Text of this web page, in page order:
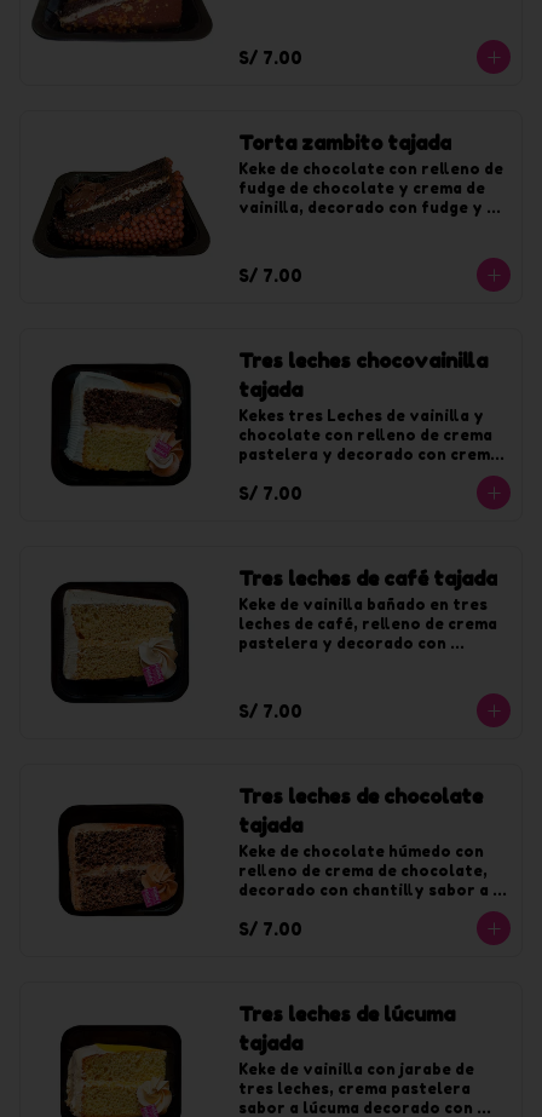
S/ 7.00
Torta zambito tajada
Keke de chocolate con relleno de
fudge de chocolate y crema de
vainilla, decorado con fudge y
S/ 7.00
Tres leches chocovainilla
tajada
Kekes tres Leches de vainilla y
chocolate con relleno de crema
pastelera y decorado con crema
S/ 7.00
Tres leches de café tajada
Keke de vainilla bañado en tres
leches de café, relleno de crema
pastelera y decorado con
S/ 7.00
Tres leches de chocolate
tajada
Keke de chocolate húmedo con
relleno de crema de chocolate,
decorado con chantilly sabor a
S/ 7.00
Tres leches de lúcuma
tajada
Keke de vainilla con jarabe de
tres leches, crema pastelera
sabor a lúcuma decorado con